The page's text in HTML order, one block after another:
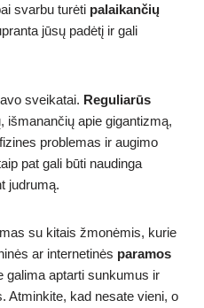
svarbu turėti palaikančių
jūsų padėtį ir gali
sveikatai. Reguliarūs
išmanančių apie gigantizmą,
problemas ir augimo
pat gali būti naudinga
judrumą.
su kitais žmonėmis, kurie
ar internetinės paramos
galima aptarti sunkumus ir
Atminkite, kad nesate vieni, o